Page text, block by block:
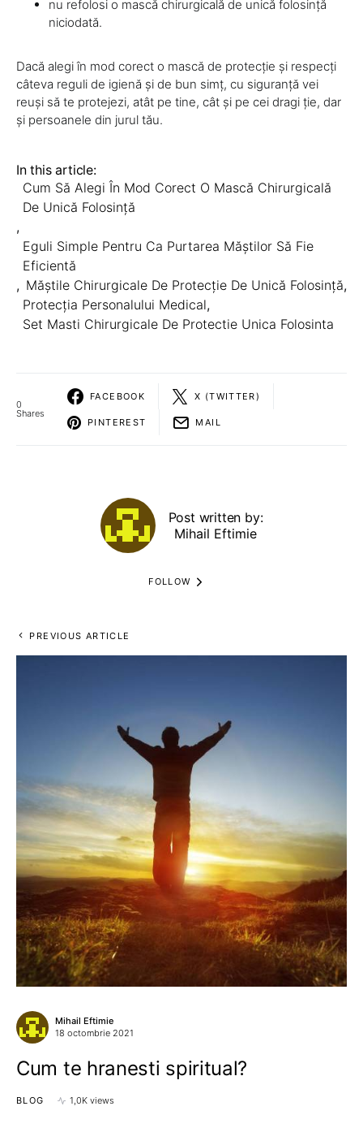
nu refolosi o mască chirurgicală de unică folosință
niciodată.
Dacă alegi în mod corect o mască de protecție și respecți
câteva reguli de igienă și de bun simț, cu siguranță vei
reuși să te protejezi, atât pe tine, cât și pe cei dragi ție, dar
și persoanele din jurul tău.
In this article:
Cum Să Alegi În Mod Corect O Mască Chirurgicală
De Unică Folosință
,
Eguli Simple Pentru Ca Purtarea Măștilor Să Fie
Eficientă
, Măștile Chirurgicale De Protecție De Unică Folosință,
Protecția Personalului Medical,
Set Masti Chirurgicale De Protectie Unica Folosinta
0
Shares
FACEBOOK X (TWITTER)
PINTEREST MAIL
Post written by:
Mihail Eftimie
FOLLOW
PREVIOUS ARTICLE
Mihail Eftimie
18 octombrie 2021
Cum te hranesti spiritual?
BLOG 1,0K views